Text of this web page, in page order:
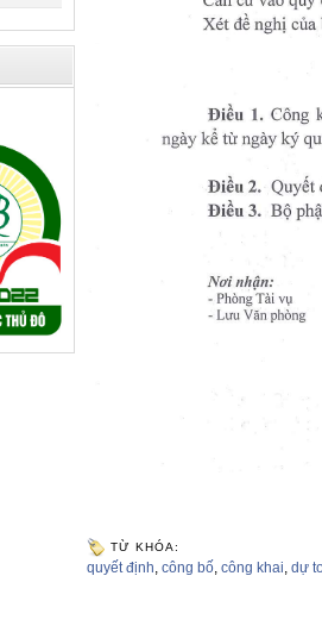
TỪ KHÓA:
quyết định, công bố, công khai, dự